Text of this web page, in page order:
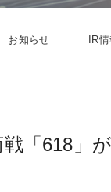
お知らせ IR
「618」